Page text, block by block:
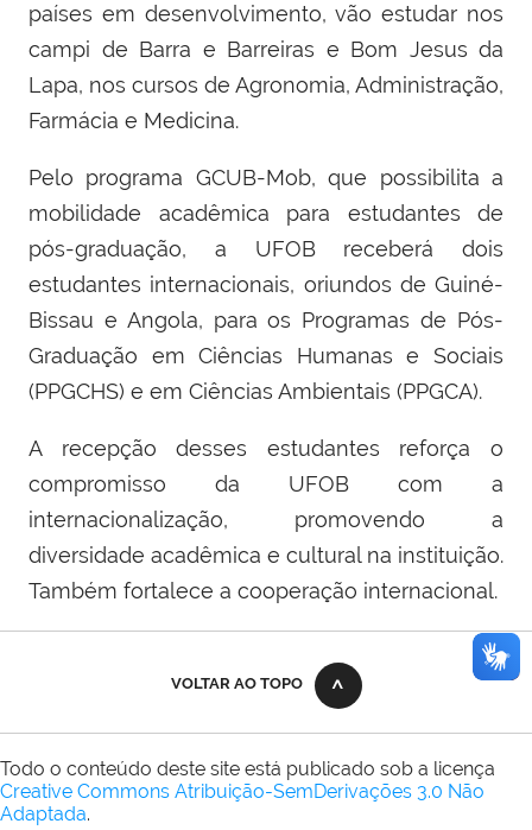
países em desenvolvimento, vão estudar nos
campi de Barra e Barreiras e Bom Jesus da
Lapa, nos cursos de Agronomia, Administração,
Farmácia e Medicina.
Pelo programa GCUB-Mob, que possibilita a
mobilidade acadêmica para estudantes de
pós-graduação, a UFOB receberá dois
estudantes internacionais, oriundos de Guiné-
Bissau e Angola, para os Programas de Pós-
Graduação em Ciências Humanas e Sociais
(PPGCHS) e em Ciências Ambientais (PPGCA).
A recepção desses estudantes reforça o
compromisso da UFOB com a
internacionalização, promovendo a
diversidade acadêmica e cultural na instituição.
Também fortalece a cooperação internacional.
VOLTAR AO TOPO
Todo o conteúdo deste site está publicado sob a licença
Creative Commons Atribuição-SemDerivações 3.0 Não
Adaptada.